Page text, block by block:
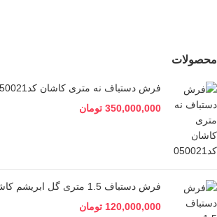
محصولات
فرش دستباف نه متری کاشان کد050021
350,000,000 تومان
فرش دستباف 1.5 متری گل ابریشم کاشان (جفت) کد70033
120,000,000 تومان